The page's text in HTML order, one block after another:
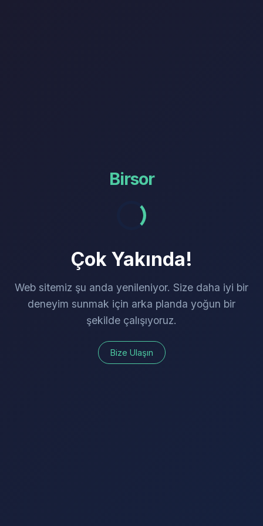
Birsor
Çok Yakında!
Web sitemiz şu anda yenileniyor. Size daha iyi bir
deneyim sunmak için arka planda yoğun bir
şekilde çalışıyoruz.
Bize Ulaşın